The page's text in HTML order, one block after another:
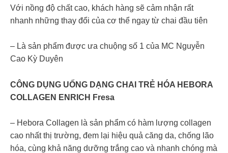
Với nồng độ chất cao, khách hàng sẽ cảm nhận rất
nhanh những thay đổi của cơ thể ngay từ chai đầu tiên
– Là sản phẩm được ưa chuộng số 1 của MC Nguyễn
Cao Kỳ Duyên
CÔNG DỤNG UỐNG DẠNG CHAI TRẺ HÓA HEBORA
COLLAGEN ENRICH Fresa
– Hebora Collagen là sản phẩm có hàm lượng collagen
cao nhất thị trường, đem lại hiệu quả căng da, chống lão
hóa, cùng khả năng dưỡng trắng cao và nhanh chóng mà